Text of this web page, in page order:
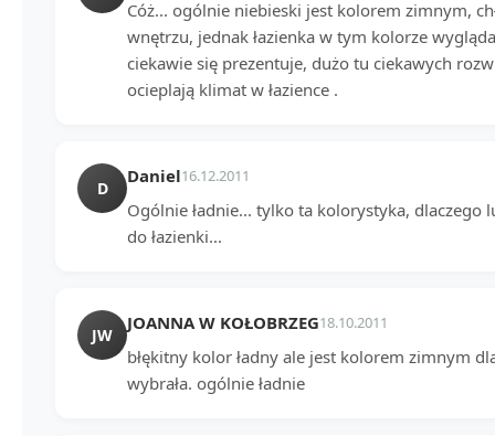
Cóż... ogólnie niebieski jest kolorem zimnym,
wnętrzu, jednak łazienka w tym kolorze
ciekawie się prezentuje, dużo tu ciekawych
ocieplają klimat w łazience .
D
Daniel16.12.2011
Ogólnie ładnie... tylko ta kolorystyka, dlaczego
do łazienki...
JW
JOANNA W KOŁOBRZEG18.10.2011
błękitny kolor ładny ale jest kolorem zimnym
wybrała. ogólnie ładnie